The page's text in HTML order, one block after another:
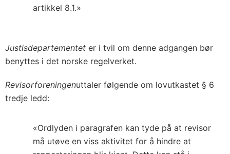
artikkel 8.1.»
Justisdepartementet er i tvil om denne adgangen bør
benyttes i det norske regelverket.
Revisorforeningenuttaler følgende om lovutkastet § 6
tredje ledd:
«Ordlyden i paragrafen kan tyde på at revisor
må utøve en viss aktivitet for å hindre at